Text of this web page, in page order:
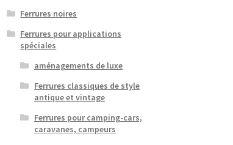
Ferrures noires
Ferrures pour applications
spéciales
aménagements de luxe
Ferrures classiques de style
antique et vintage
Ferrures pour camping-cars,
caravanes, campeurs